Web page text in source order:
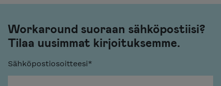
Workaround suoraan sähköpostiisi?
Tilaa uusimmat kirjoituksemme.
Sähköpostiosoitteesi*